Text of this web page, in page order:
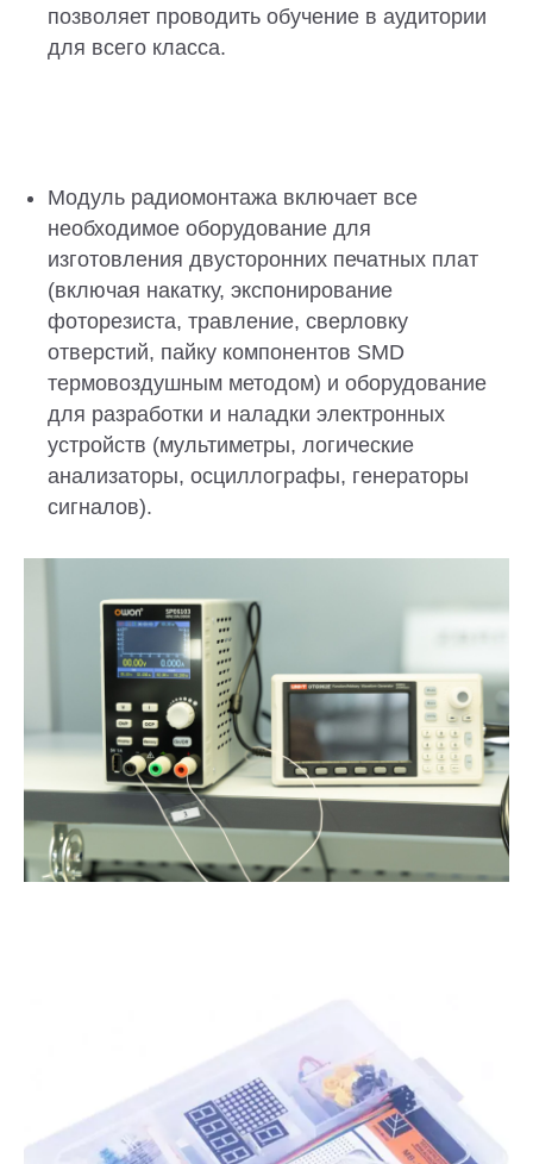
позволяет проводить обучение в аудитории
для всего класса.
Модуль радиомонтажа включает все
необходимое оборудование для
изготовления двусторонних печатных плат
(включая накатку, экспонирование
фоторезиста, травление, сверловку
отверстий, пайку компонентов SMD
термовоздушным методом) и оборудование
для разработки и наладки электронных
устройств (мультиметры, логические
анализаторы, осциллографы, генераторы
сигналов).